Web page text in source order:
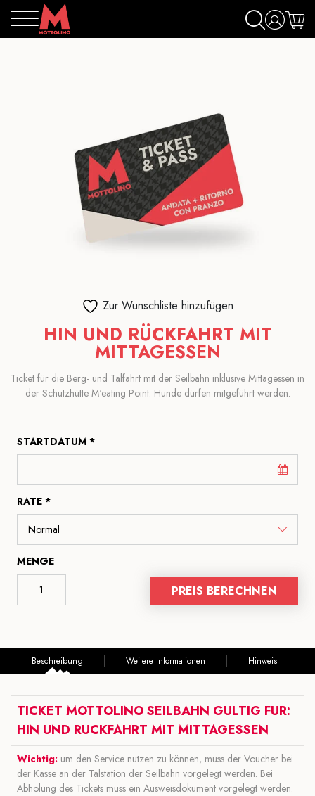
Zur Wunschliste hinzufügen
HIN UND RÜCKFAHRT MIT
MITTAGESSEN
Ticket für die Berg- und Talfahrt mit der Seilbahn inklusive Mittagessen in
der Schutzhütte M'eating Point. Hunde dürfen mitgeführt werden.
STARTDATUM *
RATE *
MENGE
PREIS BERECHNEN
Beschreibung Weitere Informationen Hinweis
TICKET MOTTOLINO SEILBAHN GULTIG FUR:
HIN UND RUCKFAHRT MIT MITTAGESSEN
Wichtig: um den Service nutzen zu können, muss der Voucher bei
der Kasse an der Talstation der Seilbahn vorgelegt werden. Bei
Abholung des Tickets muss ein Ausweisdokument vorgelegt werden.